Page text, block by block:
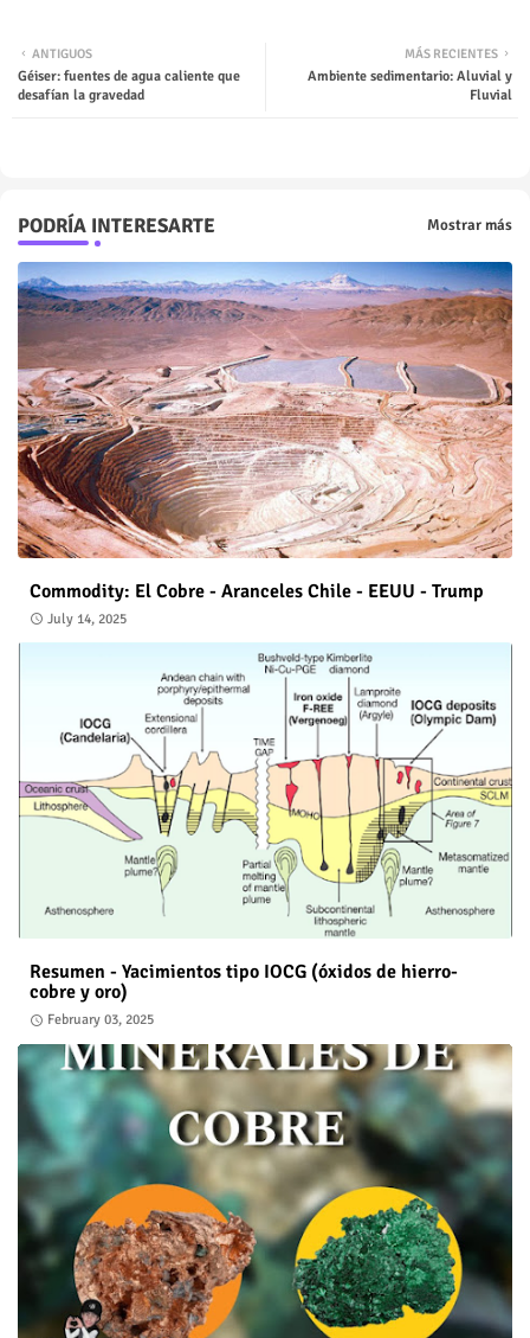
MÁS RECIENTES
Ambiente sedimentario: Aluvial y
Fluvial
ANTIGUOS
Géiser: fuentes de agua caliente que
desafían la gravedad
PODRÍA INTERESARTE Mostrar más
Commodity: El Cobre - Aranceles Chile - EEUU - Trump
July 14, 2025
Resumen - Yacimientos tipo IOCG (óxidos de hierro-
cobre y oro)
February 03, 2025